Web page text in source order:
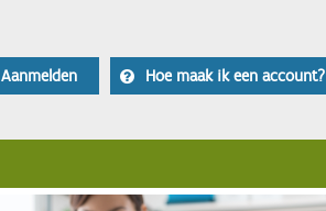
Aanmelden Hoe maak ik een account?